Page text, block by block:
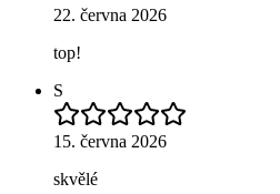
22. června 2026
top!
S
15. června 2026
skvělé